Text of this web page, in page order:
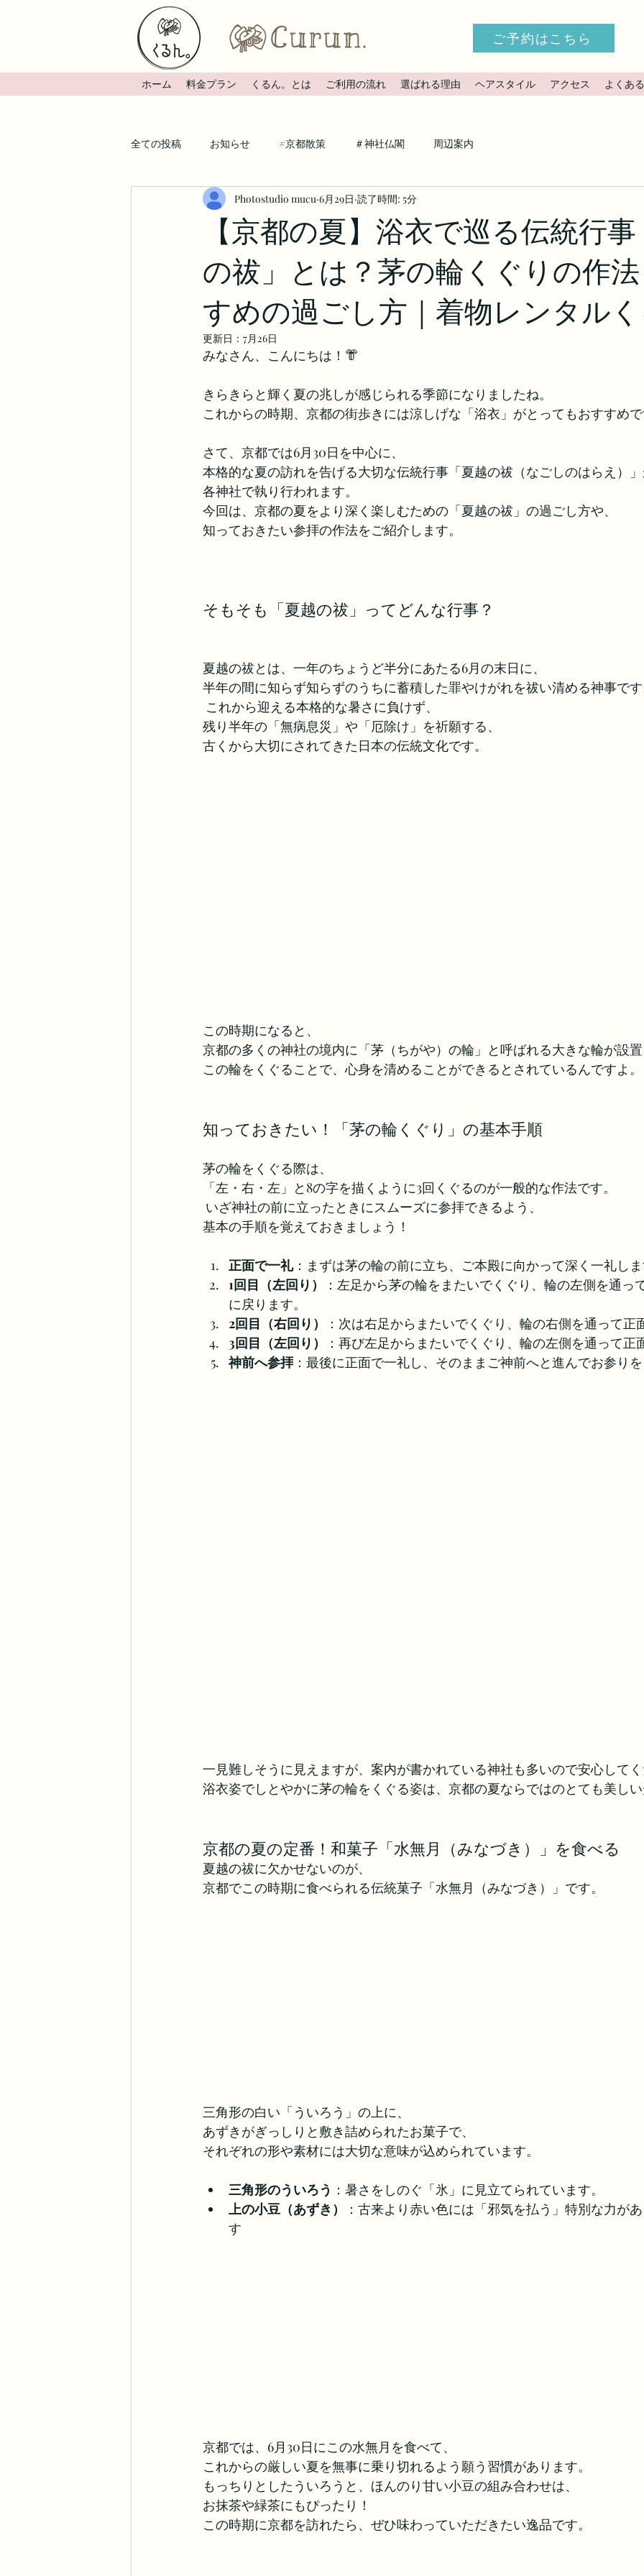
ご予約はこちら
ホーム 料金プラン くるん。とは ご利用の流れ 選ばれる理由 ヘアスタイル アクセス よくあ
全ての投稿 お知らせ #京都散策 ＃神社仏閣 周辺案内
【京都の夏】浴衣で巡る伝統行
の祓」とは？茅の輪くぐりの作
すめの過ごし方｜着物レンタル
Photostudio mucu 6月29日 読了時間: 5分
更新日： 7月26日
みなさん、こんにちは！👘
きらきらと輝く夏の兆しが感じられる季節になりましたね。
これからの時期、京都の街歩きには涼しげな「浴衣」がとってもおすすめ
さて、京都では6月30日を中心に、
本格的な夏の訪れを告げる大切な伝統行事「夏越の祓（なごしのはらえ）
各神社で執り行われます。
今回は、京都の夏をより深く楽しむための「夏越の祓」の過ごし方や、
知っておきたい参拝の作法をご紹介します。
そもそも「夏越の祓」ってどんな行事？
夏越の祓とは、一年のちょうど半分にあたる6月の末日に、
半年の間に知らず知らずのうちに蓄積した罪やけがれを祓い清める神事で
これから迎える本格的な暑さに負けず、
残り半年の「無病息災」や「厄除け」を祈願する、
古くから大切にされてきた日本の伝統文化です。
この時期になると、
京都の多くの神社の境内に「茅（ちがや）の輪」と呼ばれる大きな輪が設
この輪をくぐることで、心身を清めることができるとされているんですよ。
知っておきたい！「茅の輪くぐり」の基本手順
茅の輪をくぐる際は、
「左・右・左」と8の字を描くように3回くぐるのが一般的な作法です。
いざ神社の前に立ったときにスムーズに参拝できるよう、
基本の手順を覚えておきましょう！
正面で一礼：まずは茅の輪の前に立ち、ご本殿に向かって深く一礼し
1回目（左回り）
：左足から茅の輪をまたいでくぐり、輪の左側を通っ
に戻ります。
2回目（右回り）
：次は右足からまたいでくぐり、輪の右側を通って正
3回目（左回り）
：再び左足からまたいでくぐり、輪の左側を通って正
神前へ参拝：最後に正面で一礼し、そのままご神前へと進んでお参り
一見難しそうに見えますが、案内が書かれている神社も多いので安心して
浴衣姿でしとやかに茅の輪をくぐる姿は、京都の夏ならではのとても美し
京都の夏の定番！和菓子「水無月（みなづき）」を食べる
夏越の祓に欠かせないのが、
京都でこの時期に食べられる伝統菓子「水無月（みなづき）」です。
三角形の白い「ういろう」の上に、
あずきがぎっしりと敷き詰められたお菓子で、
それぞれの形や素材には大切な意味が込められています。
三角形のういろう ：暑さをしのぐ「氷」に見立てられています。
上の小豆（あずき）
：古来より赤い色には「邪気を払う」特別な力が
す
京都では、6月30日にこの水無月を食べて、
これからの厳しい夏を無事に乗り切れるよう願う習慣があります。
もっちりとしたういろうと、ほんのり甘い小豆の組み合わせは、
お抹茶や緑茶にもぴったり！
この時期に京都を訪れたら、ぜひ味わっていただきたい逸品です。